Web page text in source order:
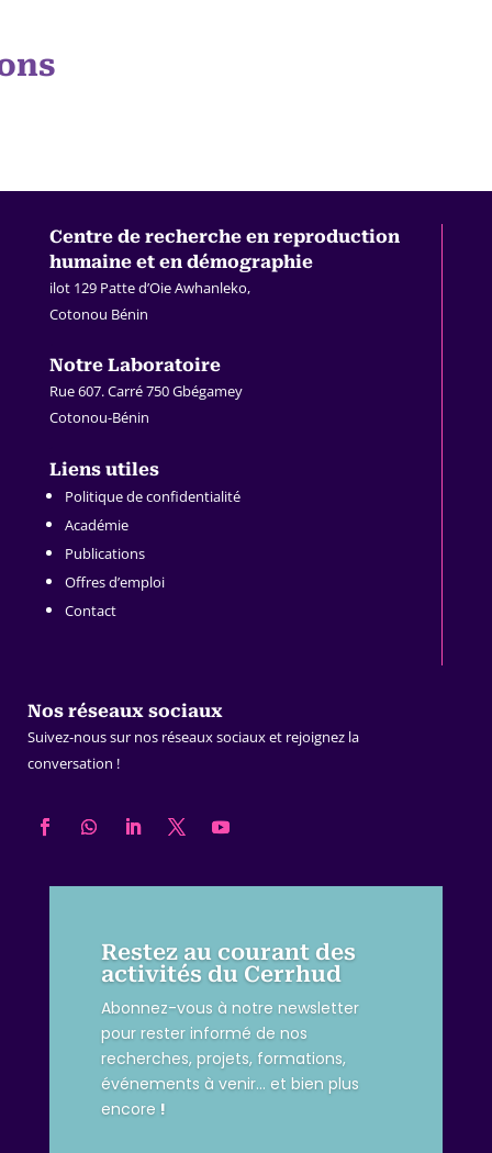
Centre de recherche en reproduction
humaine et en démographie
ilot 129 Patte d’Oie Awhanleko,
Cotonou Bénin
Notre Laboratoire
Rue 607. Carré 750 Gbégamey
Cotonou-Bénin
Liens utiles
Politique de confidentialité
Académie
Publications
Offres d’emploi
Contact
Nos réseaux sociaux
Suivez-nous sur nos réseaux sociaux et rejoignez la
conversation !
Restez au courant des
activités du Cerrhud
Abonnez-vous à notre newsletter
pour rester informé de nos
recherches, projets, formations,
événements à venir… et bien plus
encore !